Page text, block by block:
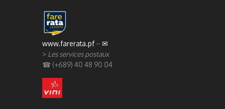
www.farerata.pf– ✉
> Les services postaux
☎ (+689) 40 48 90 04